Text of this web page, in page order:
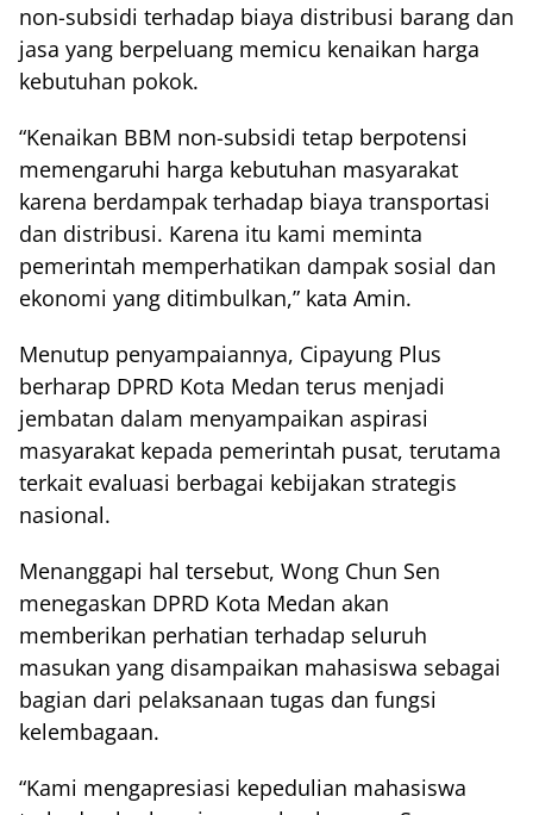
non-subsidi terhadap biaya distribusi barang dan
jasa yang berpeluang memicu kenaikan harga
kebutuhan pokok.
“Kenaikan BBM non-subsidi tetap berpotensi
memengaruhi harga kebutuhan masyarakat
karena berdampak terhadap biaya transportasi
dan distribusi. Karena itu kami meminta
pemerintah memperhatikan dampak sosial dan
ekonomi yang ditimbulkan,” kata Amin.
Menutup penyampaiannya, Cipayung Plus
berharap DPRD Kota Medan terus menjadi
jembatan dalam menyampaikan aspirasi
masyarakat kepada pemerintah pusat, terutama
terkait evaluasi berbagai kebijakan strategis
nasional.
Menanggapi hal tersebut, Wong Chun Sen
menegaskan DPRD Kota Medan akan
memberikan perhatian terhadap seluruh
masukan yang disampaikan mahasiswa sebagai
bagian dari pelaksanaan tugas dan fungsi
kelembagaan.
“Kami mengapresiasi kepedulian mahasiswa